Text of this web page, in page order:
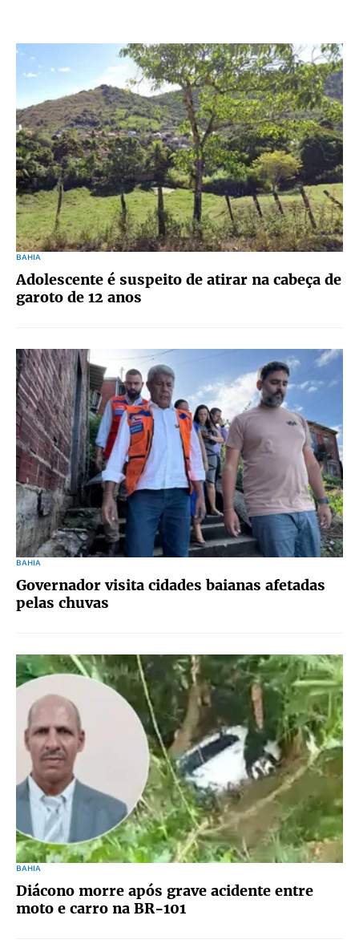
BAHIA
Adolescente é suspeito de atirar na cabeça de
garoto de 12 anos
BAHIA
Governador visita cidades baianas afetadas
pelas chuvas
BAHIA
Diácono morre após grave acidente entre
moto e carro na BR-101